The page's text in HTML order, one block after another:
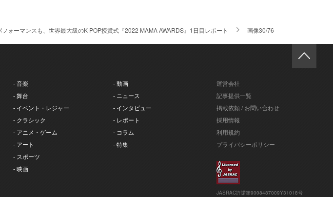
ォーマンスも、世界最大級のK-POP授賞式『2022 MAMA AWARDS』1日目レポート
画像30/76
- 音楽
- 舞台
- イベント・レジャー
- クラシック
- アニメ・ゲーム
- アート
- スポーツ
- 映画
- 動画
- ニュース
- インタビュー
- レポート
- コラム
- 特集
運営会社
記事提供一覧
掲載依頼 / お問い合わせ
採用情報
利用規約
プライバシーポリシー
JASRAC許諾第9008487009Y31018号